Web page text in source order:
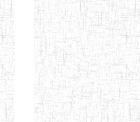
ENI
Chercher: